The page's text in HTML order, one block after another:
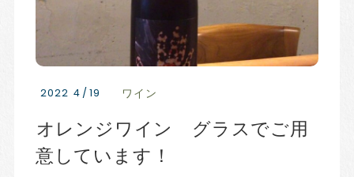
オレンジワイン グラスでご用
意しています！
2022 4 / 19 ワイン